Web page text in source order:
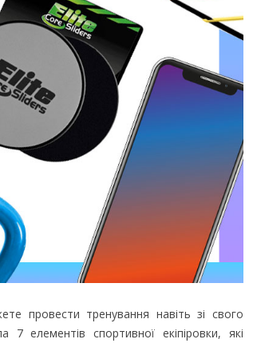
провести тренування навіть зі свого
7 елементів спортивної екіпіровки, які